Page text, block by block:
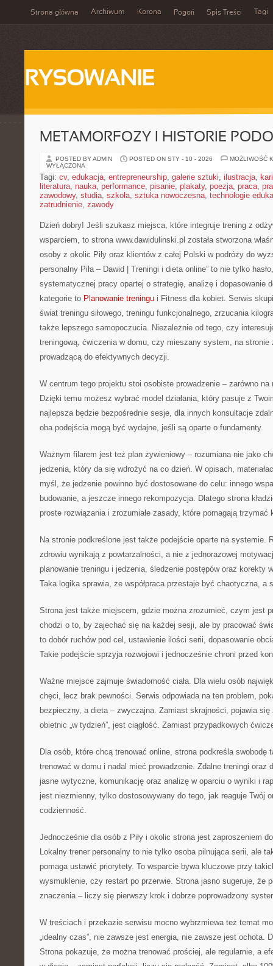
Strona główna Archiwum Korona Pogoń Spis Treści Tagi
RYSOWANIE
METAMORFOZY I HISTORIE
POSTED BY ADMIN POSTED ON STY - 10 - 2026
MOŻLIWOŚĆ
WYŁĄCZONA
Tagi: cv, edukacja, entrepreneurship, galerie sztuki, ilustracja,
literatura, nauka, performance, pisanie, plakaty, poezja, praca,
zawodowy, studia, szkoła, sztuka nowoczesna, technologie
zatrudnienie, zawody
Dzień dobry! Jeśli szukasz miejsca, które integruje trening z
wsparciem, to strona www.dawidulinski.pl została stworzona
osoby z okolic Piły oraz klientów z całej Polski w podróży do
personalny Piła – Dawid | Treningi i dieta online” to nie tylko
systematycznej pracy opartej o strategię, analizę i dopasowanie
kategorie to Planowanie treningu i Fitness dla kobiet. Serwis
świat treningu siłowego, treningu funkcjonalnego, zrzucania
także lepszego samopoczucia. Niezależnie od tego, czy
treningową, ćwiczenia w domu, czy mieszany system, na stronie
prowadzącą do efektywnych decyzji.
W centrum tego projektu stoi osobiste prowadzenie – zarówno
Dzięki temu możesz wybrać model działania, który pasuje z
najlepsza będzie bezpośrednie sesje, dla innych konsultacje
oba podejścia mogą być wydajne, jeśli są oparte o fundamenty.
Ważnym filarem jest też plan żywieniowy – rozumiana nie jako
jedzenia, który da się wdrożyć na co dzień. W opisach,
myśl, że jedzenie powinno być dostosowane do celu: innego
budowanie, a jeszcze innego rekompozycja. Dlatego strona
proste rozwiązania i zrozumiałe zasady, które pomagają trzymać
Na stronie podkreślone jest także podejście oparte na systemie.
zdrowiu wynikają z powtarzalności, a nie z jednorazowej
planowanie treningu i jedzenia, śledzenie postępów oraz korekty
Taka logika sprawia, że współpraca przestaje być chaotyczna, a
Strona jest także miejscem, gdzie można zrozumieć, czym jest
chodzi o to, by zajechać się na każdej sesji, ale by pracować
to dobór ruchów pod cel, ustawienie ilości serii, dopasowanie
Takie podejście sprzyja rozwojowi i jednocześnie chroni przed
Ważne miejsce zajmuje świadomość ciała. Dla wielu osób
chęci, lecz brak pewności. Serwis odpowiada na ten problem,
bezpieczny, a dieta – zwyczajna. Zamiast skrajności, pojawia się
obietnic „w tydzień”, jest ciągłość. Zamiast przypadkowych
Dla osób, które chcą trenować online, strona podkreśla swobodę
trenować w domu i nadal mieć prowadzenie. Zdalne treningi oraz
jasne wytyczne, komunikację oraz analizę w oparciu o wyniki i
jest niezmienny, tylko dostosowywany do tego, jak reaguje Twój
codzienność.
Jednocześnie dla osób z Piły i okolic strona jest zaproszeniem
Lokalny trener personalny to nie tylko osoba pilnująca serii, ale
pomaga ustawić priorytety. To wsparcie bywa kluczowe przy
wysmuklenie, czy restart po przerwie. Strona jasno sugeruje, że
znaczenia – liczy się pierwszy krok i dobrze poprowadzony
W treściach i przekazie serwisu mocno wybrzmiewa też temat
„idealny czas”, nie zawsze jest energia, nie zawsze jest ochota.
Strona pokazuje, że można trenować prościej, ale regularnie, a